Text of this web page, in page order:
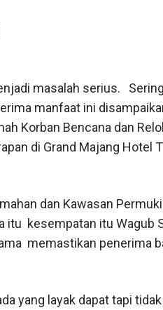
masalah serius.
manfaat ini
Korban Bencana dan
di Grand Majang Hotel
dan Kawasan
itu kesempatan itu Wagub
memastikan penerima
yang layak dapat tapi